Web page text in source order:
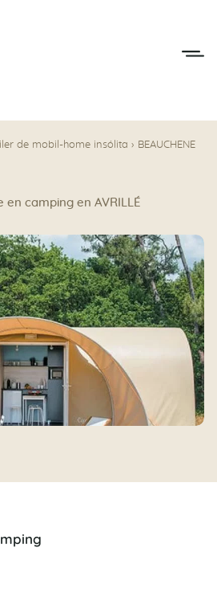
de mobil-home insólita › BEAUCHENE
camping en AVRILLÉ